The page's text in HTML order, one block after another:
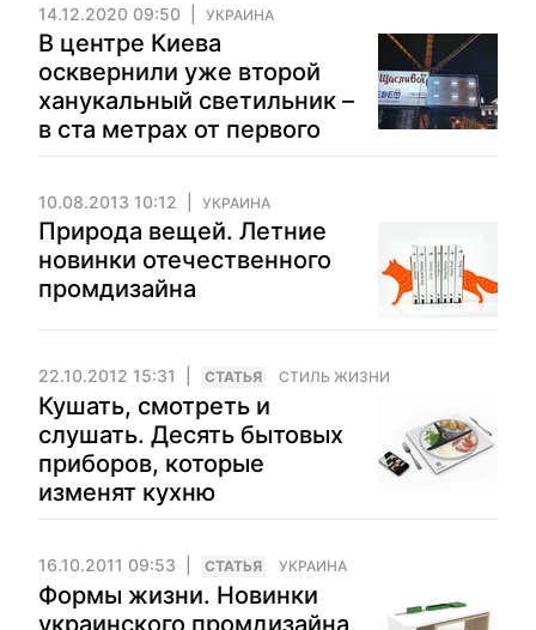
14.12.2020 09:50 УКРАИНА
В центре Киева
осквернили уже второй
ханукальный светильник –
в ста метрах от первого
10.08.2013 10:12 УКРАИНА
Природа вещей. Летние
новинки отечественного
промдизайна
22.10.2012 15:31 CТАТЬЯ СТИЛЬ ЖИЗНИ
Кушать, смотреть и
слушать. Десять бытовых
приборов, которые
изменят кухню
16.10.2011 09:53 CТАТЬЯ УКРАИНА
Формы жизни. Новинки
украинского промдизайна